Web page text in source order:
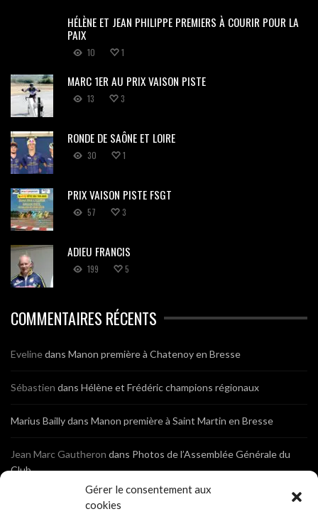
Gérer le consentement aux
cookies
HÉLÈNE ET JEAN PHILIPPE PREMIERS À COURIR POUR LA
PAIX
10 1
MARC 1ER AU PRIX VAISON PISTE
13 3
RONDE DE SAÔNE ET LOIRE
30 1
PRIX VAISON PISTE FSGT
57 3
ADIEU FRANCIS
199 5
COMMENTAIRES RÉCENTS
Evelinedans Manon première à Chatenoy en Bresse
Sébastien dans Hélène et Frédéric champions régionaux
Marius Baillydans Manon première à Saint Martin en Bresse
Jean Marc Gautheron dans Photos de l’Assemblée Générale du
Club
Photos de l’Assemblée Générale du Club